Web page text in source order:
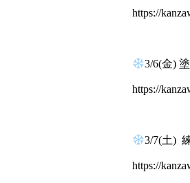
https://
3/6(金)
https://
3/7(土)
https://